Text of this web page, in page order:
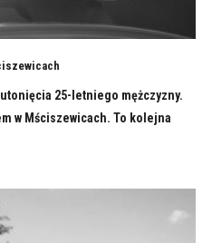
25-letniego mężczyzny.
w Mściszewicach. To kolejna